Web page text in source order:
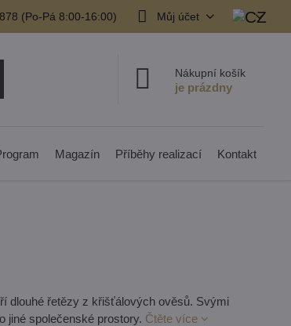
(Po-Pá 8:00-16:00) Můj účet
Nákupní košík
Magazín Příběhy realizací Kontakt
dlouhé řetězy z křišťálových ověsů. Svými
jiné společenské prostory. Čtěte více